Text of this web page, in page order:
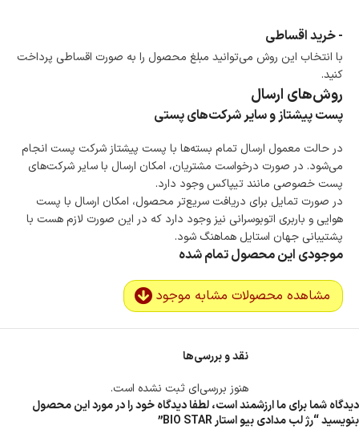
- خرید اقساطی
با انتخاب این روش می‌توانید مبلغ محصول را به صورت اقساطی پرداخت
کنید.
روش‌های ارسال
پست پیشتاز و سایر شرکت‌های پستی
در حالت معمول ارسال تمام بسته‌ها با پست پیشتاز شرکت پست انجام
می‌شود. در صورت درخواست مشتریان، امکان ارسال با سایر شرکت‌های
پست خصوصی مانند تیپاکس وجود دارد.
در صورت تمایل برای دریافت سریع‌تر محصول، امکان ارسال با پست
هوایی و باربری اتوبوسرانی نیز وجود دارد که در این صورت لازم هست با
پشتیبانی جهان استایل هماهنگ شود.
موجودی این محصول تمام شده
مشاهده محصولات مشابه موجود
نقد و بررسی‌ها
هنوز بررسی‌ای ثبت نشده است.
دیدگاه شما برای ما ارزشمند است، لطفا دیدگاه خود را در مورد این محصول
بنویسید “رژ لب مدادی بیو استار BIO STAR”